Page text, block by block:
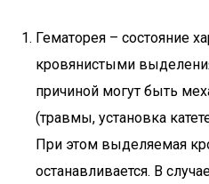
Гематорея – состояние
кровянистыми
причиной могут быть
(травмы, установка
При этом выделяемая
останавливается. В